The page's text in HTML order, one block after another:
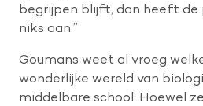
begrijpen blijft, dan heeft
niks aan.”
Goumans weet al vroeg
wonderlijke wereld van
middelbare school. Hoewel